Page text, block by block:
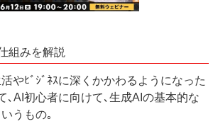
組みを解説
やﾋﾞｼﾞﾈｽに深くかかわるようになった
､AI初心者に向けて､生成AIの基本的な
うもの｡